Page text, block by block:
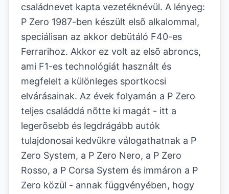
családnevet kapta vezetéknévül. A lényeg:
P Zero 1987-ben készült elsõ alkalommal,
speciálisan az akkor debütáló F40-es
Ferrarihoz. Akkor ez volt az elsõ abroncs,
ami F1-es technológiát használt és
megfelelt a különleges sportkocsi
elvárásainak. Az évek folyamán a P Zero
teljes családdá nõtte ki magát - itt a
legerõsebb és legdrágább autók
tulajdonosai kedvükre válogathatnak a P
Zero System, a P Zero Nero, a P Zero
Rosso, a P Corsa System és immáron a P
Zero közül - annak függvényében, hogy